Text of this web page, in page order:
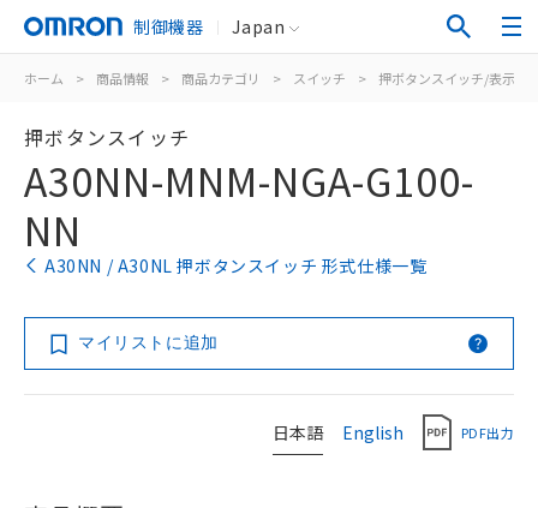
制御機器 Japan
ホーム > 商品情報 > 商品カテゴリ > スイッチ > 押ボタンスイッチ/表示灯
押ボタンスイッチ
A30NN-MNM-NGA-G100-
NN
A30NN / A30NL 押ボタンスイッチ 形式仕様一覧
マイリストに追加
日本語 English PDF出力